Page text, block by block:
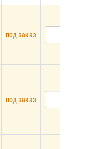
под заказ
под заказ